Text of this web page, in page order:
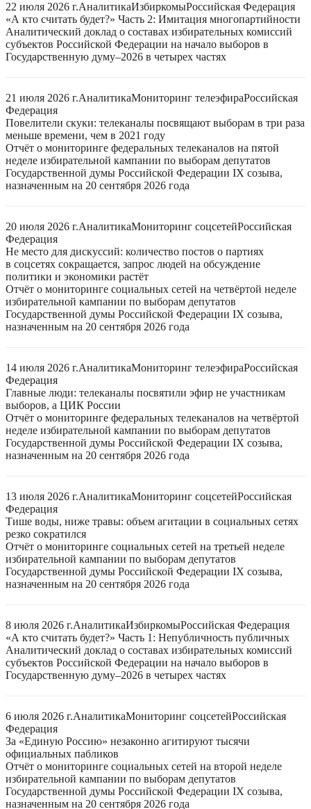
22 июля 2026 г.АналитикаИзбиркомыРоссийская Федерация
«А кто считать будет?» Часть 2: Имитация многопартийности
Аналитический доклад о составах избирательных комиссий
субъектов Российской Федерации на начало выборов в
Государственную думу–2026 в четырех частях
21 июля 2026 г.АналитикаМониторинг телеэфираРоссийская
Федерация
Повелители скуки: телеканалы посвящают выборам в три раза
меньше времени, чем в 2021 году
Отчёт о мониторинге федеральных телеканалов на пятой
неделе избирательной кампании по выборам депутатов
Государственной думы Российской Федерации IX созыва,
назначенным на 20 сентября 2026 года
20 июля 2026 г.АналитикаМониторинг соцсетейРоссийская
Федерация
Не место для дискуссий: количество постов о партиях
в соцсетях сокращается, запрос людей на обсуждение
политики и экономики растёт
Отчёт о мониторинге социальных сетей на четвёртой неделе
избирательной кампании по выборам депутатов
Государственной думы Российской Федерации IX созыва,
назначенным на 20 сентября 2026 года
14 июля 2026 г.АналитикаМониторинг телеэфираРоссийская
Федерация
Главные люди: телеканалы посвятили эфир не участникам
выборов, а ЦИК России
Отчёт о мониторинге федеральных телеканалов на четвёртой
неделе избирательной кампании по выборам депутатов
Государственной думы Российской Федерации IX созыва,
назначенным на 20 сентября 2026 года
13 июля 2026 г.АналитикаМониторинг соцсетейРоссийская
Федерация
Тише воды, ниже травы: объем агитации в социальных сетях
резко сократился
Отчёт о мониторинге социальных сетей на третьей неделе
избирательной кампании по выборам депутатов
Государственной думы Российской Федерации IX созыва,
назначенным на 20 сентября 2026 года
8 июля 2026 г.АналитикаИзбиркомыРоссийская Федерация
«А кто считать будет?» Часть 1: Непубличность публичных
Аналитический доклад о составах избирательных комиссий
субъектов Российской Федерации на начало выборов в
Государственную думу–2026 в четырех частях
6 июля 2026 г.АналитикаМониторинг соцсетейРоссийская
Федерация
За «Единую Россию» незаконно агитируют тысячи
официальных пабликов
Отчёт о мониторинге социальных сетей на второй неделе
избирательной кампании по выборам депутатов
Государственной думы Российской Федерации IX созыва,
назначенным на 20 сентября 2026 года